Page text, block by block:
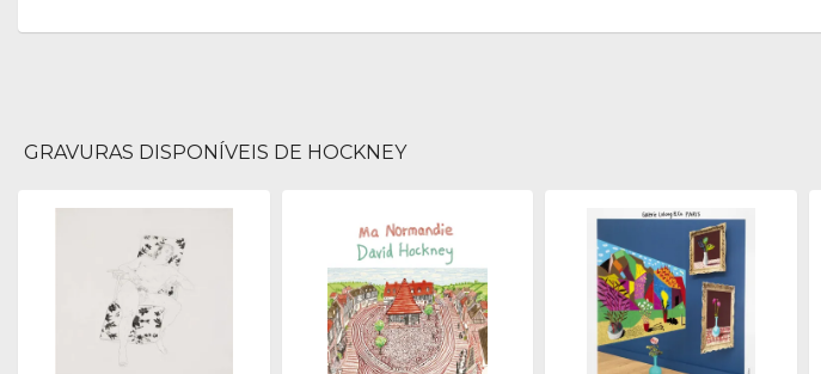
GRAVURAS DISPONÍVEIS DE HOCKNEY